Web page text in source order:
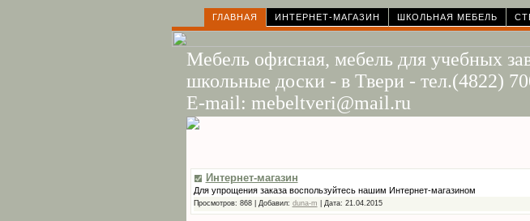
ГЛАВНАЯ ИНТЕРНЕТ-МАГАЗИН ШКОЛЬНАЯ МЕБЕЛЬ
Мебель офисная, мебель для учебных
школьные доски - в Твери - тел.(4822)
E-mail: mebeltveri@mail.ru
Интернет-магазин
Для упрощения заказа воспользуйтесь нашим Интернет-магазином
Просмотров: 868 Добавил: duna-m Дата: 21.04.2015